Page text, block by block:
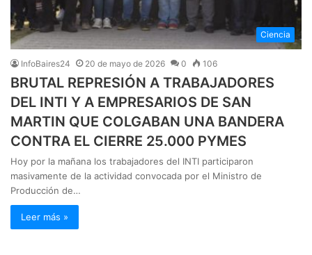
Ciencia
InfoBaires24 20 de mayo de 2026 0 106
BRUTAL REPRESIÓN A TRABAJADORES
DEL INTI Y A EMPRESARIOS DE SAN
MARTIN QUE COLGABAN UNA BANDERA
CONTRA EL CIERRE 25.000 PYMES
Hoy por la mañana los trabajadores del INTI participaron
masivamente de la actividad convocada por el Ministro de
Producción de…
Leer más »